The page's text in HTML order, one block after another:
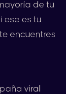
de tu
ese es tu
encuentres
viral